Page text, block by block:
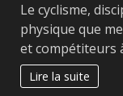
Le cyclisme,
physique que
et compétiteurs
Lire la suite